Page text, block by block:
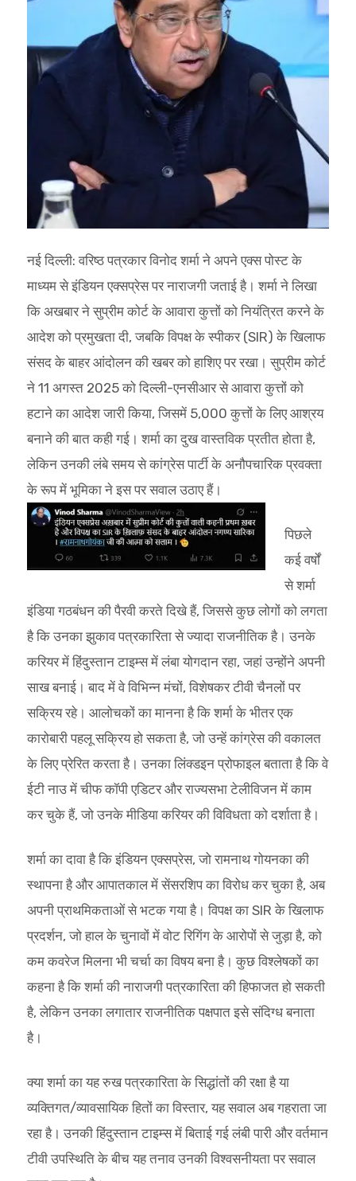
नई दिल्ली: वरिष्ठ पत्रकार विनोद शर्मा ने अपने एक्स पोस्ट के
माध्यम से इंडियन एक्सप्रेस पर नाराजगी जताई है। शर्मा ने लिखा
कि अखबार ने सुप्रीम कोर्ट के आवारा कुत्तों को नियंत्रित करने के
आदेश को प्रमुखता दी, जबकि विपक्ष के स्पीकर (SIR) के खिलाफ
संसद के बाहर आंदोलन की खबर को हाशिए पर रखा। सुप्रीम कोर्ट
ने 11 अगस्त 2025 को दिल्ली-एनसीआर से आवारा कुत्तों को
हटाने का आदेश जारी किया, जिसमें 5,000 कुत्तों के लिए आश्रय
बनाने की बात कही गई। शर्मा का दुख वास्तविक प्रतीत होता है,
लेकिन उनकी लंबे समय से कांग्रेस पार्टी के अनौपचारिक प्रवक्ता
के रूप में भूमिका ने इस पर सवाल उठाए हैं।
पिछले
कई वर्षों
से शर्मा
इंडिया गठबंधन की पैरवी करते दिखे हैं, जिससे कुछ लोगों को लगता
है कि उनका झुकाव पत्रकारिता से ज्यादा राजनीतिक है। उनके
करियर में हिंदुस्तान टाइम्स में लंबा योगदान रहा, जहां उन्होंने अपनी
साख बनाई। बाद में वे विभिन्न मंचों, विशेषकर टीवी चैनलों पर
सक्रिय रहे। आलोचकों का मानना है कि शर्मा के भीतर एक
कारोबारी पहलू सक्रिय हो सकता है, जो उन्हें कांग्रेस की वकालत
के लिए प्रेरित करता है। उनका लिंक्डइन प्रोफाइल बताता है कि वे
ईटी नाउ में चीफ कॉपी एडिटर और राज्यसभा टेलीविजन में काम
कर चुके हैं, जो उनके मीडिया करियर की विविधता को दर्शाता है।
शर्मा का दावा है कि इंडियन एक्सप्रेस, जो रामनाथ गोयनका की
स्थापना है और आपातकाल में सेंसरशिप का विरोध कर चुका है, अब
अपनी प्राथमिकताओं से भटक गया है। विपक्ष का SIR के खिलाफ
प्रदर्शन, जो हाल के चुनावों में वोट रिगिंग के आरोपों से जुड़ा है, को
कम कवरेज मिलना भी चर्चा का विषय बना है। कुछ विश्लेषकों का
कहना है कि शर्मा की नाराजगी पत्रकारिता की हिफाजत हो सकती
है, लेकिन उनका लगातार राजनीतिक पक्षपात इसे संदिग्ध बनाता
है।
क्या शर्मा का यह रुख पत्रकारिता के सिद्धांतों की रक्षा है या
व्यक्तिगत/व्यावसायिक हितों का विस्तार, यह सवाल अब गहराता जा
रहा है। उनकी हिंदुस्तान टाइम्स में बिताई गई लंबी पारी और वर्तमान
टीवी उपस्थिति के बीच यह तनाव उनकी विश्वसनीयता पर सवाल